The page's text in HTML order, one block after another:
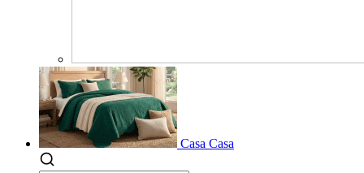
Casa Casa